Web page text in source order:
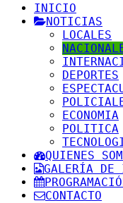
INICIO
NOTICIAS
LOCALES
DEPORTES
ECONOMIA
POLITICA
QUIENES
GALERÍA DE
CONTACTO